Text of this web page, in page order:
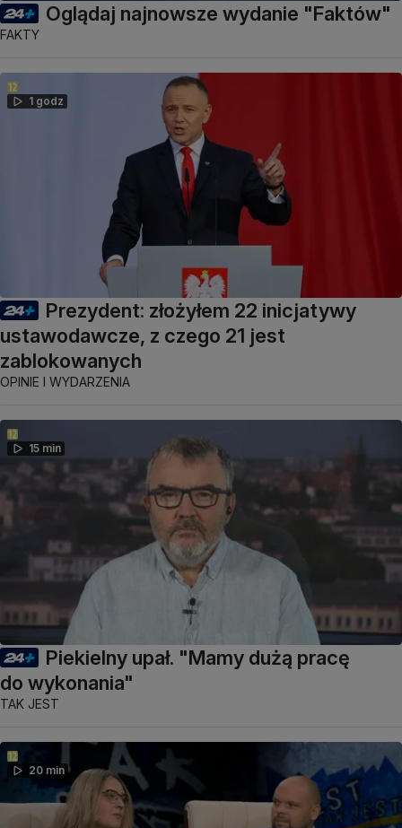
Oglądaj najnowsze wydanie "Faktów"
FAKTY
1 godz
Prezydent: złożyłem 22 inicjatywy
ustawodawcze, z czego 21 jest
zablokowanych
OPINIE I WYDARZENIA
15 min
Piekielny upał. "Mamy dużą pracę
do wykonania"
TAK JEST
20 min